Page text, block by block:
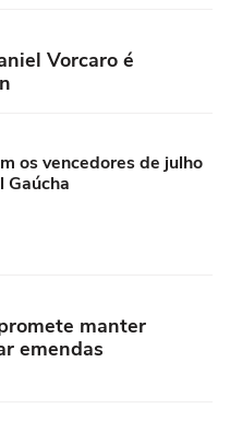
Vorcaro é
os vencedores de julho
Gaúcha
manter
emendas